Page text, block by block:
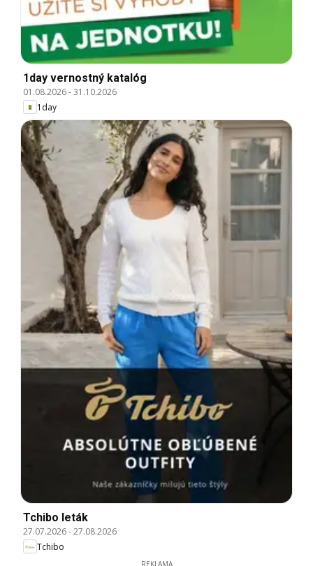
1day vernostný katalóg
01.08.2026-31.10.2026
1day
Tchibo leták
27.07.2026-27.08.2026
Tchibo